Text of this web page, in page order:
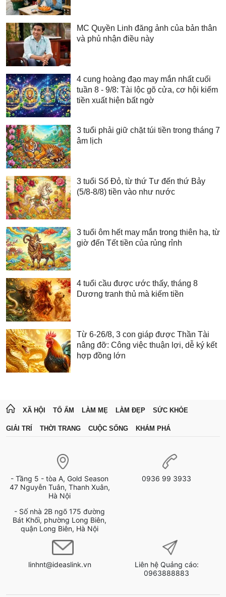
MC Quyền Linh đăng ảnh của bản thân
và phủ nhận điều này
4 cung hoàng đạo may mắn nhất cuối
tuần 8 - 9/8: Tài lộc gõ cửa, cơ hội kiếm
tiền xuất hiện bất ngờ
3 tuổi phải giữ chặt túi tiền trong tháng 7
âm lịch
3 tuổi Số Đỏ, từ thứ Tư đến thứ Bảy
(5/8-8/8) tiền vào như nước
3 tuổi ôm hết may mắn trong thiên hạ, từ
giờ đến Tết tiền của rủng rỉnh
4 tuổi cầu được ước thấy, tháng 8
Dương tranh thủ mà kiếm tiền
Từ 6-26/8, 3 con giáp được Thần Tài
nâng đỡ: Công việc thuận lợi, dễ ký kết
hợp đồng lớn
XÃ HỘI TỔ ẤM LÀM MẸ LÀM ĐẸP SỨC KHỎE
GIẢI TRÍ THỜI TRANG CUỘC SỐNG KHÁM PHÁ
- Tầng 5 - tòa A, Gold Season
47 Nguyễn Tuân, Thanh Xuân,
Hà Nội
- Số nhà 2B ngõ 175 đường
Bát Khối, phường Long Biên,
quận Long Biên, Hà Nội
0936 99 3933
linhnt@ideaslink.vn
Liên hệ Quảng cáo:
0963888883